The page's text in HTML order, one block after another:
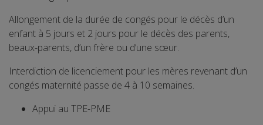
Allongement de la durée de congés pour le décès d’un
enfant à 5 jours et 2 jours pour le décès des parents,
beaux-parents, d’un frère ou d’une sœur.
Interdiction de licenciement pour les mères revenant d’un
congés maternité passe de 4 à 10 semaines.
Appui au TPE-PME